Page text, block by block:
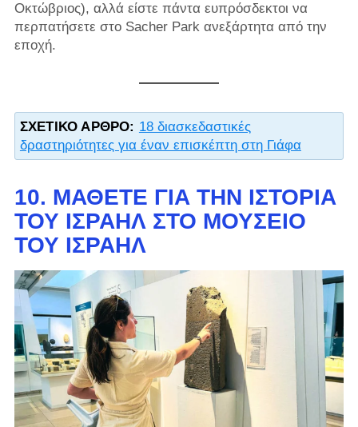
Οκτώβριος), αλλά είστε πάντα ευπρόσδεκτοι να
περπατήσετε στο Sacher Park ανεξάρτητα από την
εποχή.
ΣΧΕΤΙΚΌ ΆΡΘΡΟ: 18 διασκεδαστικές
δραστηριότητες για έναν επισκέπτη στη Γιάφα
10. ΜΆΘΕΤΕ ΓΙΑ ΤΗΝ ΙΣΤΟΡΊΑ
ΤΟΥ ΙΣΡΑΉΛ ΣΤΟ ΜΟΥΣΕΊΟ
ΤΟΥ ΙΣΡΑΉΛ